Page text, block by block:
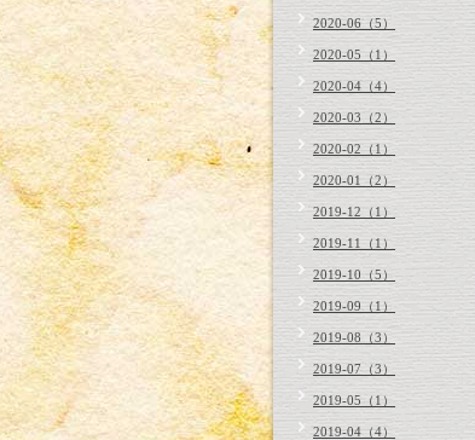
2020-06（5）
2020-05（1）
2020-04（4）
2020-03（2）
2020-02（1）
2020-01（2）
2019-12（1）
2019-11（1）
2019-10（5）
2019-09（1）
2019-08（3）
2019-07（3）
2019-05（1）
2019-04（4）